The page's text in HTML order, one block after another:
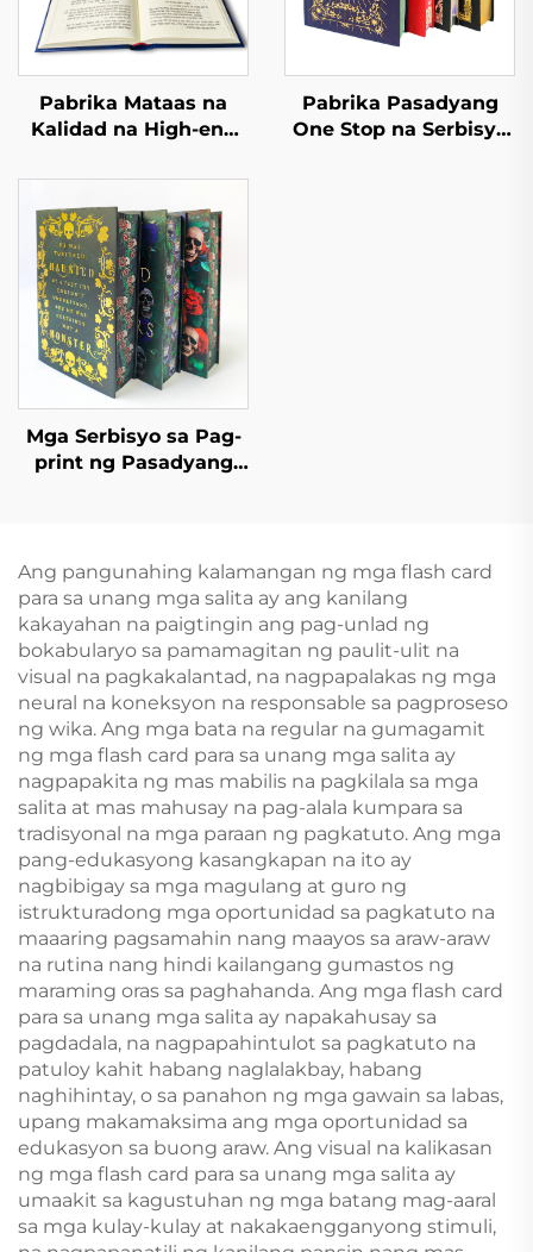
Pabrika Mataas na
Kalidad na High-end
na Libro na may
Buong Gold Foil
Stamping at
Embossing Hardcover
na Pag-print ng Libro
Pabrika Pasadyang
One Stop na Serbisyo
Mga Serbisyo sa Pag-
print ng Pasadyang
Gilid, Nobela na may
Dust Jacket
Ang pangunahing kalamangan ng mga flash card
para sa unang mga salita ay ang kanilang
kakayahan na paigtingin ang pag-unlad ng
bokabularyo sa pamamagitan ng paulit-ulit na
visual na pagkakalantad, na nagpapalakas ng mga
neural na koneksyon na responsable sa pagproseso
ng wika. Ang mga bata na regular na gumagamit
ng mga flash card para sa unang mga salita ay
nagpapakita ng mas mabilis na pagkilala sa mga
salita at mas mahusay na pag-alala kumpara sa
tradisyonal na mga paraan ng pagkatuto. Ang mga
pang-edukasyong kasangkapan na ito ay
nagbibigay sa mga magulang at guro ng
istrukturadong mga oportunidad sa pagkatuto na
maaaring pagsamahin nang maayos sa araw-araw
na rutina nang hindi kailangang gumastos ng
maraming oras sa paghahanda. Ang mga flash card
para sa unang mga salita ay napakahusay sa
pagdadala, na nagpapahintulot sa pagkatuto na
patuloy kahit habang naglalakbay, habang
naghihintay, o sa panahon ng mga gawain sa labas,
upang makamaksima ang mga oportunidad sa
edukasyon sa buong araw. Ang visual na kalikasan
ng mga flash card para sa unang mga salita ay
umaakit sa kagustuhan ng mga batang mag-aaral
sa mga kulay-kulay at nakakaengganyong stimuli,